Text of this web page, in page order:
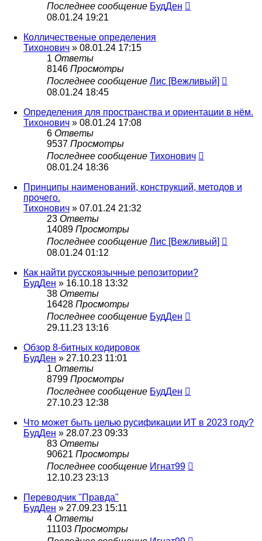
Последнее сообщение БудДен
08.01.24 19:21
Колличественые определения
Тихонович » 08.01.24 17:15
1 Ответы
8146 Просмотры
Последнее сообщение Лис [Вежливый]
08.01.24 18:45
Определения для пространства и ориентации в нём.
Тихонович » 08.01.24 17:08
6 Ответы
9537 Просмотры
Последнее сообщение Тихонович
08.01.24 18:36
Принципы наименований, конструкций, методов и
прочего.
Тихонович » 07.01.24 21:32
23 Ответы
14089 Просмотры
Последнее сообщение Лис [Вежливый]
08.01.24 01:12
Как найти русскоязычные репозитории?
БудДен » 16.10.18 13:32
38 Ответы
16428 Просмотры
Последнее сообщение БудДен
29.11.23 13:16
Обзор 8-битных кодировок
БудДен » 27.10.23 11:01
1 Ответы
8799 Просмотры
Последнее сообщение БудДен
27.10.23 12:38
Что может быть целью русификации ИТ в 2023 году?
БудДен » 28.07.23 09:33
83 Ответы
90621 Просмотры
Последнее сообщение Игнат99
12.10.23 23:13
Переводчик "Правда"
БудДен » 27.09.23 15:11
4 Ответы
11103 Просмотры